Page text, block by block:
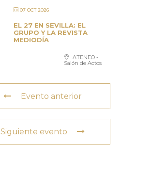
07 OCT 2026
EL 27 EN SEVILLA: EL
GRUPO Y LA REVISTA
MEDIODÍA
ATENEO -
Salón de Actos
Evento anterior
Siguiente evento